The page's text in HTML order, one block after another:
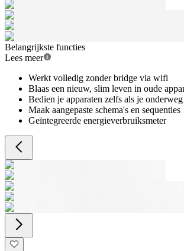
Belangrijkste functies
Lees meer
Werkt volledig zonder bridge via wifi
Blaas een nieuw, slim leven in oude
Bedien je apparaten zelfs als je
Maak aangepaste schema's en sequenties
Geïntegreerde energieverbruiksmeter